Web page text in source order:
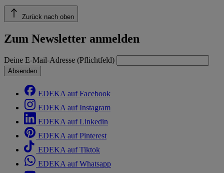
Zurück nach oben
Zum Newsletter anmelden
Deine E-Mail-Adresse (Pflichtfeld)
Absenden
EDEKA auf Facebook
EDEKA auf Instagram
EDEKA auf Linkedin
EDEKA auf Pinterest
EDEKA auf Tiktok
EDEKA auf Whatsapp